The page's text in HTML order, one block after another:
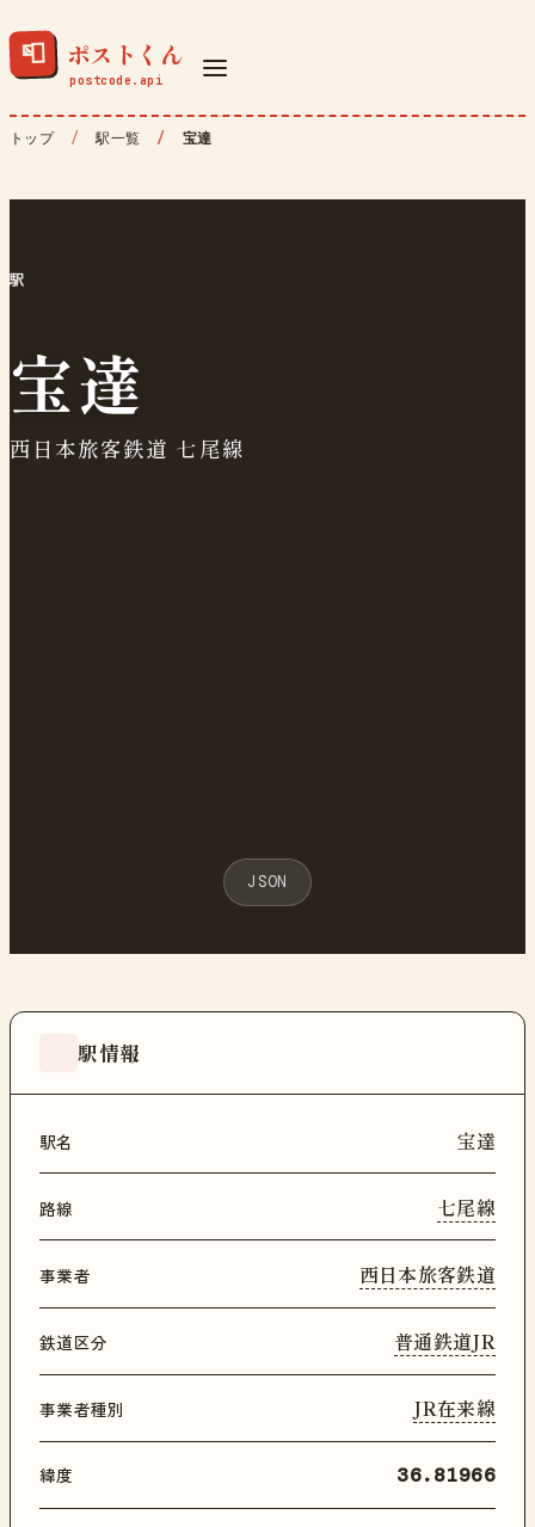
📮 ポストくん
トップ 駅一覧 宝達
駅
宝達
西日本旅客鉄道 七尾線
JSON
駅情報
駅名 宝達
路線 七尾線
事業者 西日本旅客鉄道
鉄道区分 普通鉄道JR
事業者種別 JR在来線
緯度 36.81966